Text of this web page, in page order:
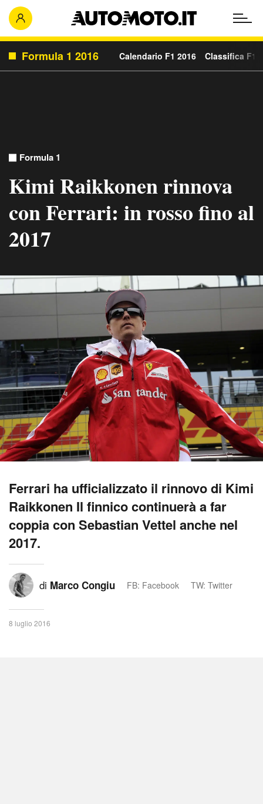
Formula 1 2016 Calendario F1 2016 Classifica F1
Formula 1
Kimi Raikkonen rinnova
con Ferrari: in rosso fino al
2017
Ferrari ha ufficializzato il rinnovo di Kimi
Raikkonen Il finnico continuerà a far
coppia con Sebastian Vettel anche nel
2017.
di Marco Congiu FB: Facebook TW: Twitter
8 luglio 2016